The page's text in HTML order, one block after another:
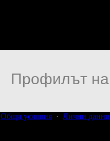
Профилът на
Общи условия · Лични данни